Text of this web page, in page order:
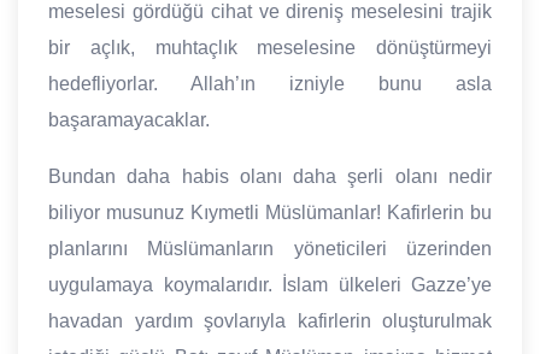
meselesi gördüğü cihat ve direniş meselesini trajik
bir açlık, muhtaçlık meselesine dönüştürmeyi
hedefliyorlar. Allah’ın izniyle bunu asla
başaramayacaklar.
Bundan daha habis olanı daha şerli olanı nedir
biliyor musunuz Kıymetli Müslümanlar! Kafirlerin bu
planlarını Müslümanların yöneticileri üzerinden
uygulamaya koymalarıdır. İslam ülkeleri Gazze’ye
havadan yardım şovlarıyla kafirlerin oluşturulmak